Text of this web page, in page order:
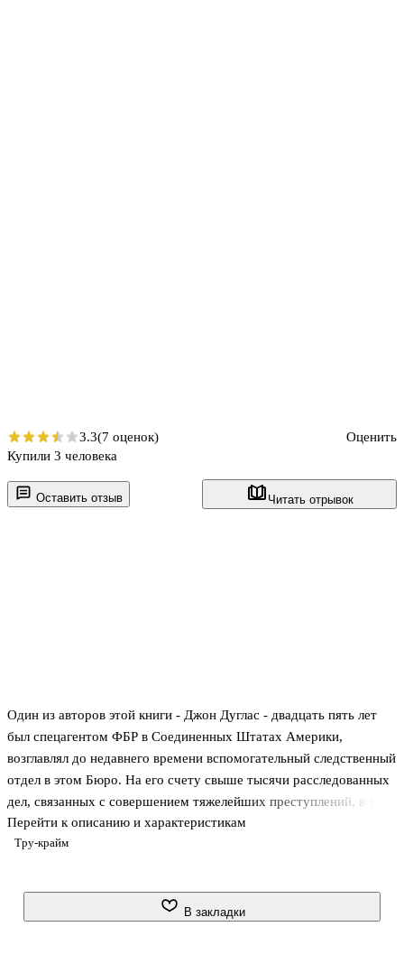
Оставить отзыв Читать отрывок
Тру-крайм
Один из авторов этой книги - Джон Дуглас - двадцать пять лет
был спецагентом ФБР в Соединенных Штатах Америки,
возглавлял до недавнего времени вспомогательный следственный
отдел в этом Бюро. На его счету свыше тысячи расследованных
дел, связанных с совершением тяжелейших преступлений, в том
числе зверских серийных убийств, убийств, связанных с
похищениями и сексуальной эксплуатацией детей в США. Джон
разработанного ими метода - анализа профиля личности убийцы
Перейти к описанию и характеристикам
3.3(7 оценок)
Оценить
Купили 3 человека
В закладки